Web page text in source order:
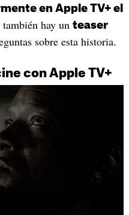
en Apple TV+ el
hay un teaser
sobre esta historia.
con Apple TV+